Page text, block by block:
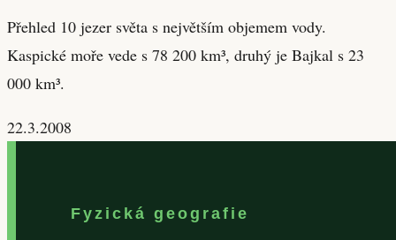
Přehled 10 jezer světa s největším objemem vody.
Kaspické moře vede s 78 200 km³, druhý je Bajkal s 23
000 km³.
22.3.2008